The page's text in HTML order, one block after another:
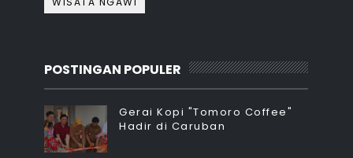
POSTINGAN POPULER
Gerai Kopi "Tomoro Coffee"
Hadir di Caruban